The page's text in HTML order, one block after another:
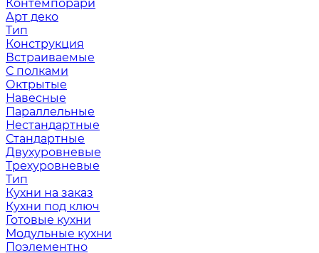
Контемпорари
Арт деко
Тип
Конструкция
Встраиваемые
С полками
Октрытые
Навесные
Параллельные
Нестандартные
Стандартные
Двухуровневые
Трехуровневые
Тип
Кухни на заказ
Кухни под ключ
Готовые кухни
Модульные кухни
Поэлементно